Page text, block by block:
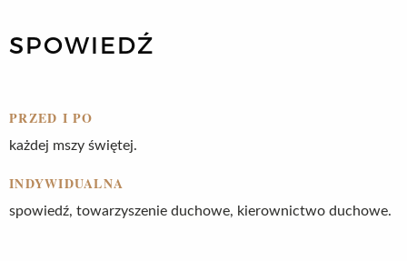
SPOWIEDŹ
PRZED I PO
każdej mszy świętej.
INDYWIDUALNA
spowiedź, towarzyszenie duchowe, kierownictwo duchowe.